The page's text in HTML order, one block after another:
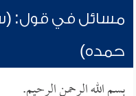
مسائل في قول:
حمده)
بسم الله الرحمن الرحيم.